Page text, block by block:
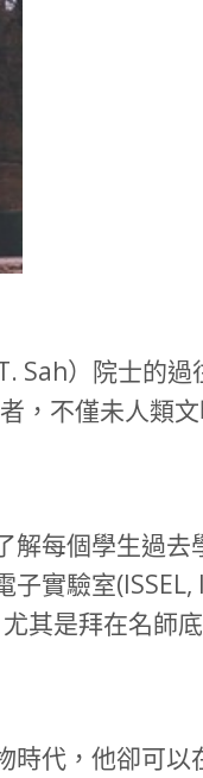
Sah）院士的過
，不僅未人類
解每個學生過
子實驗室
其是拜在名師
代，他卻可以